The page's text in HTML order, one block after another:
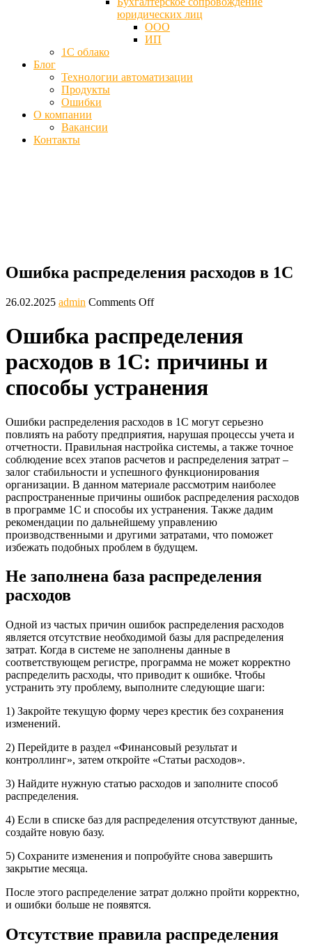
юридических лиц
ООО
ИП
1С облако
Блог
Технологии автоматизации
Продукты
Ошибки
О компании
Вакансии
Контакты
Ошибка распределения расходов в 1С
26.02.2025 admin Comments Off
Ошибка распределения
расходов в 1С: причины и
способы устранения
Ошибки распределения расходов в 1С могут серьезно
повлиять на работу предприятия, нарушая процессы учета и
отчетности. Правильная настройка системы, а также точное
соблюдение всех этапов расчетов и распределения затрат –
залог стабильности и успешного функционирования
организации. В данном материале рассмотрим наиболее
распространенные причины ошибок распределения расходов
в программе 1С и способы их устранения. Также дадим
рекомендации по дальнейшему управлению
производственными и другими затратами, что поможет
избежать подобных проблем в будущем.
Не заполнена база распределения
расходов
Одной из частых причин ошибок распределения расходов
является отсутствие необходимой базы для распределения
затрат. Когда в системе не заполнены данные в
соответствующем регистре, программа не может корректно
распределить расходы, что приводит к ошибке. Чтобы
устранить эту проблему, выполните следующие шаги:
1) Закройте текущую форму через крестик без сохранения
изменений.
2) Перейдите в раздел «Финансовый результат и
контроллинг», затем откройте «Статьи расходов».
3) Найдите нужную статью расходов и заполните способ
распределения.
4) Если в списке баз для распределения отсутствуют данные,
создайте новую базу.
5) Сохраните изменения и попробуйте снова завершить
закрытие месяца.
После этого распределение затрат должно пройти корректно,
и ошибки больше не появятся.
Отсутствие правила распределения